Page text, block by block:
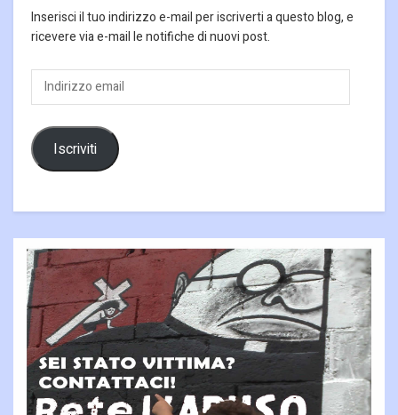
Inserisci il tuo indirizzo e-mail per iscriverti a questo blog, e
ricevere via e-mail le notifiche di nuovi post.
Indirizzo
email
Iscriviti